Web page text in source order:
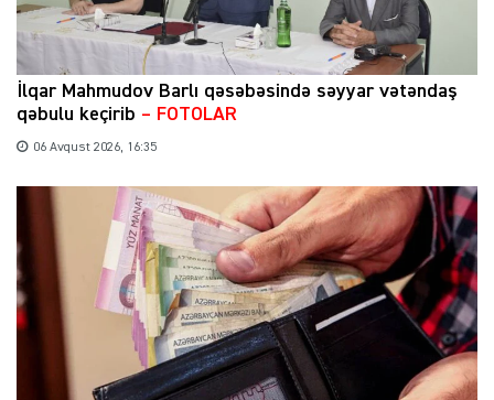
İlqar Mahmudov Barlı qəsəbəsində səyyar vətəndaş
qəbulu keçirib – FOTOLAR
06 Avqust 2026, 16:35